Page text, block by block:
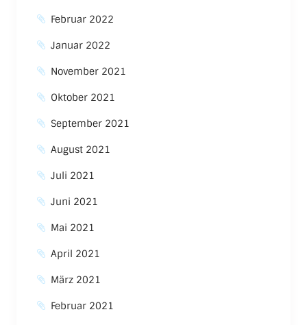
Februar 2022
Januar 2022
November 2021
Oktober 2021
September 2021
August 2021
Juli 2021
Juni 2021
Mai 2021
April 2021
März 2021
Februar 2021